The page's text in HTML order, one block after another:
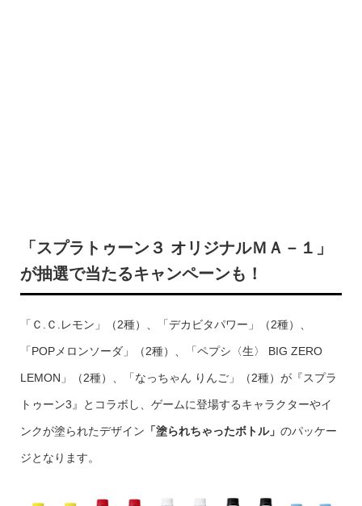
「スプラトゥーン３ オリジナルＭＡ－１」
が抽選で当たるキャンペーンも！
「Ｃ.Ｃ.レモン」（2種）、「デカビタパワー」（2種）、
「POPメロンソーダ」（2種）、「ペプシ〈生〉 BIG ZERO
LEMON」（2種）、「なっちゃん りんご」（2種）が『スプラ
トゥーン3』とコラボし、ゲームに登場するキャラクターやイ
ンクが塗られたデザイン 「塗られちゃったボトル」 のパッケー
ジとなります。